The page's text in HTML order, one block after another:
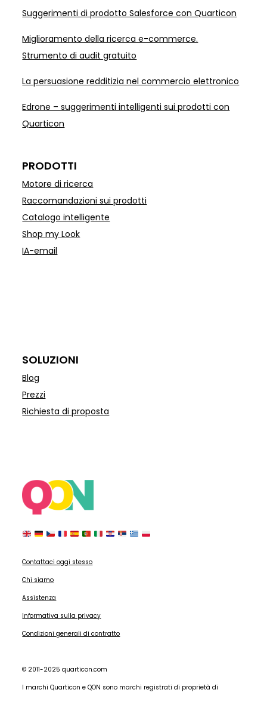
Suggerimenti di prodotto Salesforce con Quarticon
Miglioramento della ricerca e-commerce.
Strumento di audit gratuito
La persuasione redditizia nel commercio elettronico
Edrone – suggerimenti intelligenti sui prodotti con
Quarticon
PRODOTTI
Motore di ricerca
Raccomandazioni sui prodotti
Catalogo intelligente
Shop my Look
IA-email
SOLUZIONI
Blog
Prezzi
Richiesta di proposta
Contattaci oggi stesso
Chi siamo
Assistenza
Informativa sulla privacy
Condizioni generali di contratto
© 2011-2025 quarticon.com
I marchi Quarticon e QON sono marchi registrati di proprietà di